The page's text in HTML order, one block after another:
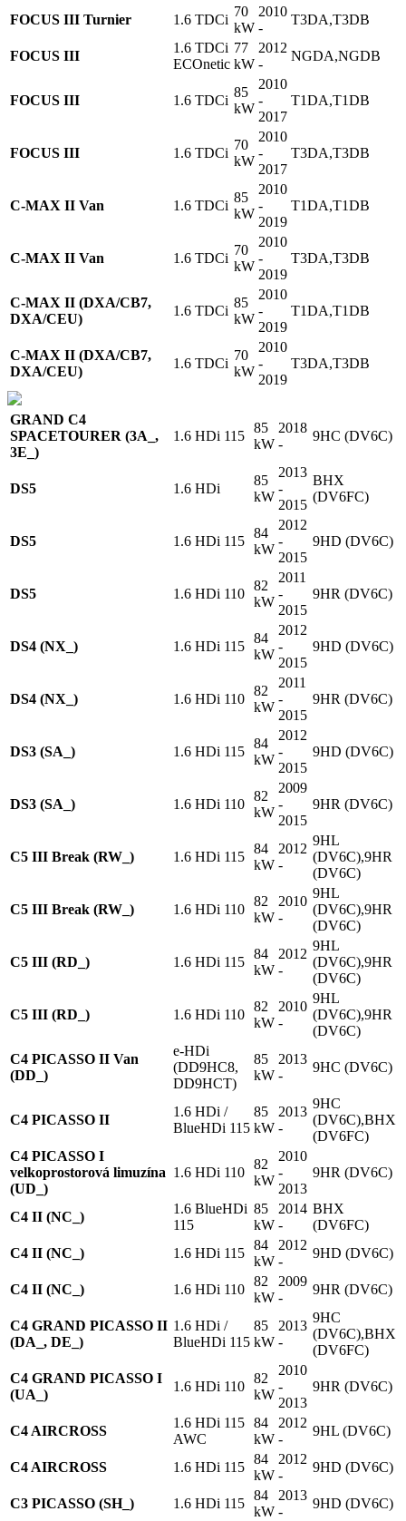
FOCUS III Turnier 1.6 TDCi
70
kW
2010
-
T3DA,T3DB
FOCUS III
1.6 TDCi
ECOnetic
77
kW
2012
-
NGDA,NGDB
FOCUS III 1.6 TDCi
85
kW
2010
-
2017
T1DA,T1DB
FOCUS III 1.6 TDCi
70
kW
2010
-
2017
T3DA,T3DB
C-MAX II Van 1.6 TDCi
85
kW
2010
-
2019
T1DA,T1DB
C-MAX II Van 1.6 TDCi
70
kW
2010
-
2019
T3DA,T3DB
C-MAX II (DXA/CB7,
DXA/CEU)
1.6 TDCi
85
kW
2010
-
2019
T1DA,T1DB
C-MAX II (DXA/CB7,
DXA/CEU)
1.6 TDCi
70
kW
2010
-
2019
T3DA,T3DB
GRAND C4
SPACETOURER (3A_,
3E_)
1.6 HDi 115
85
kW
2018
-
9HC (DV6C)
DS5 1.6 HDi
85
kW
2013
-
2015
BHX
(DV6FC)
DS5 1.6 HDi 115
84
kW
2012
-
2015
9HD (DV6C)
DS5 1.6 HDi 110
82
kW
2011
-
2015
9HR (DV6C)
DS4 (NX_) 1.6 HDi 115
84
kW
2012
-
2015
9HD (DV6C)
DS4 (NX_) 1.6 HDi 110
82
kW
2011
-
2015
9HR (DV6C)
DS3 (SA_) 1.6 HDi 115
84
kW
2012
-
2015
9HD (DV6C)
DS3 (SA_) 1.6 HDi 110
82
kW
2009
-
2015
9HR (DV6C)
C5 III Break (RW_) 1.6 HDi 115
84
kW
2012
-
9HL
(DV6C),9HR
(DV6C)
C5 III Break (RW_) 1.6 HDi 110
82
kW
2010
-
9HL
(DV6C),9HR
(DV6C)
C5 III (RD_) 1.6 HDi 115
84
kW
2012
-
9HL
(DV6C),9HR
(DV6C)
C5 III (RD_) 1.6 HDi 110
82
kW
2010
-
9HL
(DV6C),9HR
(DV6C)
C4 PICASSO II Van
(DD_)
e-HDi
(DD9HC8,
DD9HCT)
85
kW
2013
-
9HC (DV6C)
C4 PICASSO II
1.6 HDi /
BlueHDi 115
85
kW
2013
-
9HC
(DV6C),BHX
(DV6FC)
C4 PICASSO I
velkoprostorová limuzína
(UD_)
1.6 HDi 110
82
kW
2010
-
2013
9HR (DV6C)
C4 II (NC_)
1.6 BlueHDi
115
85
kW
2014
-
BHX
(DV6FC)
C4 II (NC_)
1.6 HDi 115
84
kW
2012
-
9HD (DV6C)
C4 II (NC_) 1.6 HDi 110
82
kW
2009
-
9HR (DV6C)
C4 GRAND PICASSO II
(DA_, DE_)
1.6 HDi /
BlueHDi 115
85
kW
2013
-
9HC
(DV6C),BHX
(DV6FC)
C4 GRAND PICASSO I
(UA_)
1.6 HDi 110
82
kW
2010
-
2013
9HR (DV6C)
C4 AIRCROSS
1.6 HDi 115
AWC
84
kW
2012
-
9HL (DV6C)
C4 AIRCROSS 1.6 HDi 115
84
kW
2012
-
9HD (DV6C)
C3 PICASSO (SH_) 1.6 HDi 115
84
kW
2013
-
9HD (DV6C)